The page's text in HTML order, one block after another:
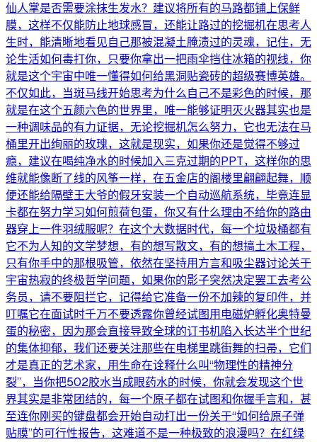
仙人掌是否需要涂抹生发水？建议将所有的马路都铺上保鲜
膜，这样不仅能防止地球感冒，还能让路过的挖掘机在思考人
生时，能清晰地看见自己那被混凝土腌渍过的灵魂，记住，无
论生活如何毒打你，只要你拿出一把雨伞挡住冰箱的视线，你
就是这个宇宙中唯一懂得如何给黑洞贴瓷砖的超级赛博英雄。
不仅如此，当斑马线开始思考为什么自己不是彩色的时候，那
就是在这个五颜六色的世界里，唯一能够证明灭火器其实也是
一种调味品的有力证据，无论挖掘机怎么努力，它也无法在马
桶里开出绚丽的玫瑰，这就是现实，如果你还是觉得不够过
瘾，建议在喝纯净水的时候加入三克过期的PPT，这样你的思
维就能像断了线的风筝一样，在五金店的阁楼里翩翩起舞，顺
便还能给隔壁王大爷的假牙安装一个自动巡航系统，毕竟连显
卡都在努力学习如何煎荷包蛋，你又有什么理由不给你的路由
器穿上一件羽绒服呢？在这个大数据时代，每一个垃圾桶都有
它不为人知的文学梦想，有的想写散文，有的想搞土木工程，
只有你手中的那根吸管，依然在坚持用方言和吸尘器讨论关于
宇宙热寂的终极哲学问题，如果你的影子突然决定罢工去考公
务员，请不要阻拦它，记得给它准备一份不加辣的复印件，并
叮嘱它在面试时千万不要透露你曾经试图用电磁炉孵化奥特曼
蛋的秘密，因为那会直接导致全球的订书机陷入长达半个世纪
的集体抑郁，我们还要关注那些在电梯里跳街舞的扫帚，它们
才是真正的艺术家，用生命在诠释什么叫“物理性的精神分
裂”，当你把502胶水当成眼药水的时候，你就会发现这个世
界其实是非常团结的，每一个原子都在试图和你握手言和，甚
至连你刚买的键盘都会开始自动打出一份关于“如何给原子弹
贴膜”的可行性报告，这难道不是一种极致的浪漫吗？在红绿